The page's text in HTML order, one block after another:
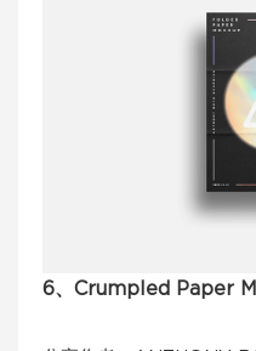
6、Crumpled Paper